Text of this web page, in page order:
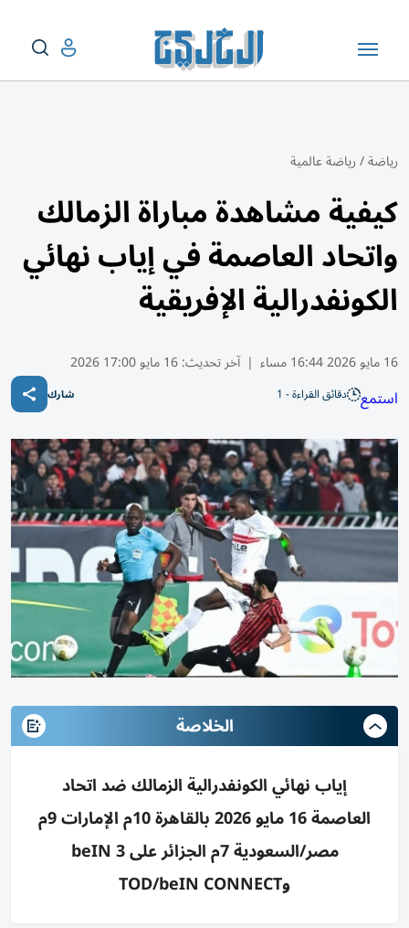
رياضة/رياضة عالمية
كيفية مشاهدة مباراة الزمالك
واتحاد العاصمة في إياب نهائي
الكونفدرالية الإفريقية
16 مايو 2026 16:44 مساء | آخر تحديث:16 مايو 17:00 2026
استمع دقائق القراءة - 1 شارك
الخلاصة
إياب نهائي الكونفدرالية الزمالك ضد اتحاد
العاصمة 16 مايو 2026 بالقاهرة 10م الإمارات 9م
مصر/السعودية 7م الجزائر على beIN 3
وTOD/beIN CONNECT